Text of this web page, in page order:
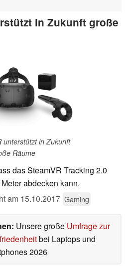
in Zukunft große
unterstützt in Zukunft
Räume
das SteamVR Tracking 2.0
abdecken kann.
am 15.10.2017 Gaming
Unsere große Umfrage zur
bei Laptops und
2026